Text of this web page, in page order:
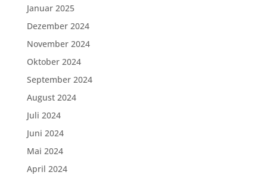
Januar 2025
Dezember 2024
November 2024
Oktober 2024
September 2024
August 2024
Juli 2024
Juni 2024
Mai 2024
April 2024